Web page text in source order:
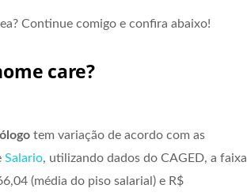
Continue comigo e confira abaixo!
care?
tem variação de acordo com as
Salario, utilizando dados do CAGED, a faixa
(média do piso salarial) e R$